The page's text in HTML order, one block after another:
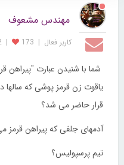
مهندس مشعوف
کاربر فعال |
173
|
شما با شنیدن عبارت "پیراهن
یاقوت زن قرمز پوشی که
قرار حاضر می شد؟
آدمهای جلفی که پیراهن قرمز
تیم پرسپولیس؟